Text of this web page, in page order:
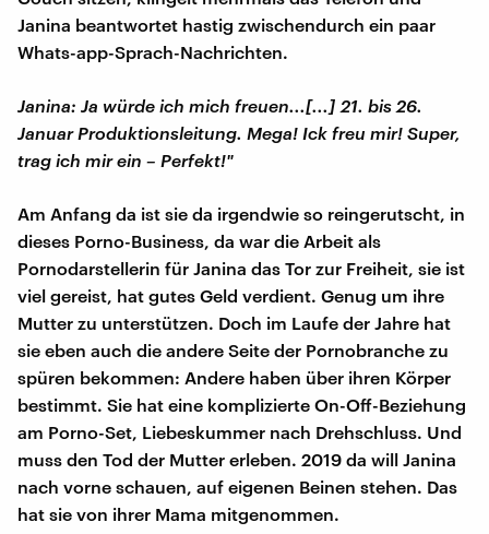
Janina beantwortet hastig zwischendurch ein paar
Whats-app-Sprach-Nachrichten.
Janina: Ja würde ich mich freuen...[...] 21. bis 26.
Januar Produktionsleitung. Mega! Ick freu mir! Super,
trag ich mir ein – Perfekt!"
Am Anfang da ist sie da irgendwie so reingerutscht, in
dieses Porno-Business, da war die Arbeit als
Pornodarstellerin für Janina das Tor zur Freiheit, sie ist
viel gereist, hat gutes Geld verdient. Genug um ihre
Mutter zu unterstützen. Doch im Laufe der Jahre hat
sie eben auch die andere Seite der Pornobranche zu
spüren bekommen: Andere haben über ihren Körper
bestimmt. Sie hat eine komplizierte On-Off-Beziehung
am Porno-Set, Liebeskummer nach Drehschluss. Und
muss den Tod der Mutter erleben. 2019 da will Janina
nach vorne schauen, auf eigenen Beinen stehen. Das
hat sie von ihrer Mama mitgenommen.